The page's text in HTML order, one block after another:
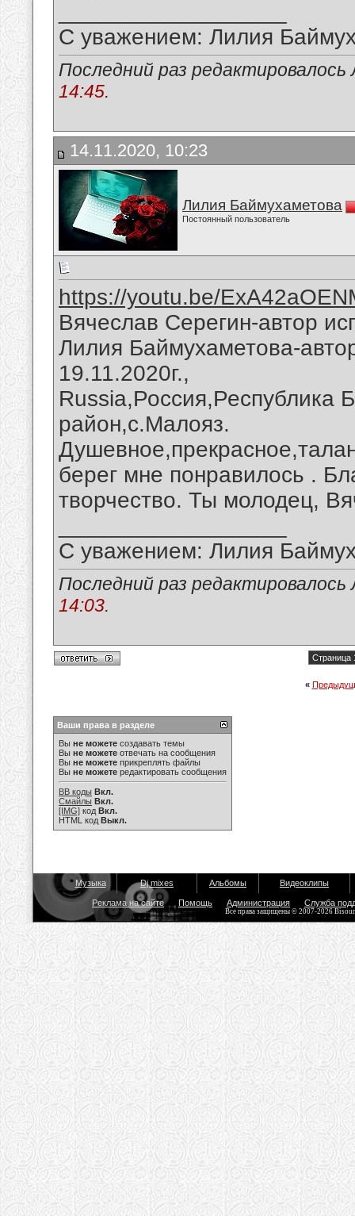
С уважением: Лилия
Последний раз
14:45.
14.11.2020, 10:23
Лилия Баймухаметова
Постоянный пользователь
https://youtu.be/
Вячеслав Серегин-автор
Лилия Баймухаметова-
19.11.2020г.,
Russia,Россия,Республика
район,с.Малояз.
берег мне понравилось .
творчество. Ты молодец,
С уважением: Лилия
Последний раз
14:03.
Страница
«
Ваши права в разделе
Вы не можете создавать темы
Вы не можете отвечать на сообщения
Вы не можете прикреплять файлы
Вы не можете редактировать сообщения
BB коды Вкл.
Смайлы Вкл.
[IMG] код Вкл.
HTML код Выкл.
Музыка Dj mixes Альбомы Видеоклипы
Реклама на сайте Помощь Администрация Служба
Все права защищены © 2007-2026